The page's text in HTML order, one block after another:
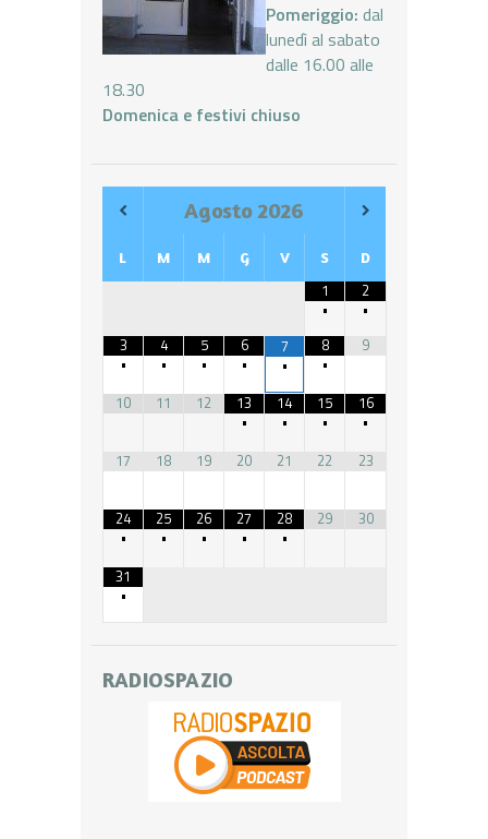
Pomeriggio: dal
lunedì al sabato
dalle 16.00 alle
18.30
Domenica e festivi chiuso
Agosto 2026
L M M G V S D
1
•
2
•
3
•
4
•
5
•
6
•
7
•
8
•
9
10 11 12
13
•
14
•
15
•
16
•
17
18 19 20 21 22 23
24
•
25
•
26
•
27
•
28
•
29 30
31
•
RADIOSPAZIO